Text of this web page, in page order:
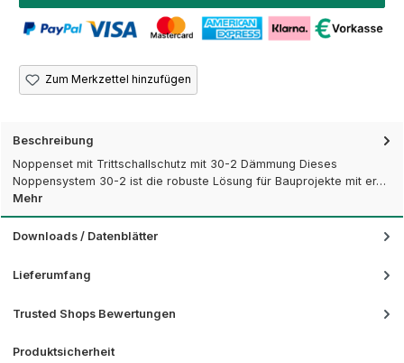
Zum Merkzettel hinzufügen
Beschreibung
Noppenset mit Trittschallschutz mit 30-2 Dämmung Dieses
Noppensystem 30-2 ist die robuste Lösung für Bauprojekte mit er…
Mehr
Downloads / Datenblätter
Lieferumfang
Trusted Shops Bewertungen
Produktsicherheit